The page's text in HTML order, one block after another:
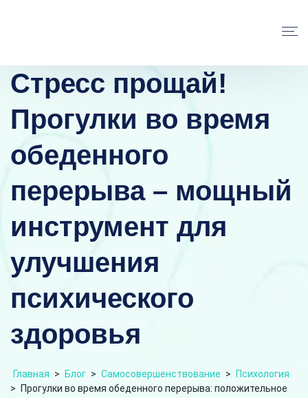
Стресс прощай!
Прогулки во время
обеденного
перерыва – мощный
инструмент для
улучшения
психического
здоровья
Главная > Блог > Самосовершенствование >
Психология
>
Прогулки во время обеденного перерыва: положительное